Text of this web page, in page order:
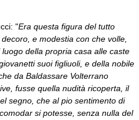
"Era questa figura del tutto
e modestia con che volle,
della propria casa alle caste
suoi figliuoli, e della nobile
da Baldassare Volterrano
fusse quella nudità ricoperta, il
segno, che al pio sentimento di
si potesse, senza nulla del